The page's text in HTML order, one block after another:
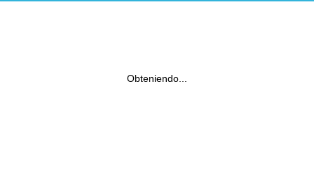
Obteniendo...